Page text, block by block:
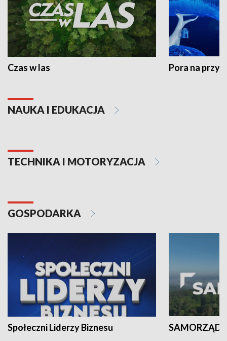
Czas w las Pora na
NAUKA I EDUKACJA
TECHNIKA I MOTORYZACJA
GOSPODARKA
Społeczni Liderzy Biznesu SAMORZĄD